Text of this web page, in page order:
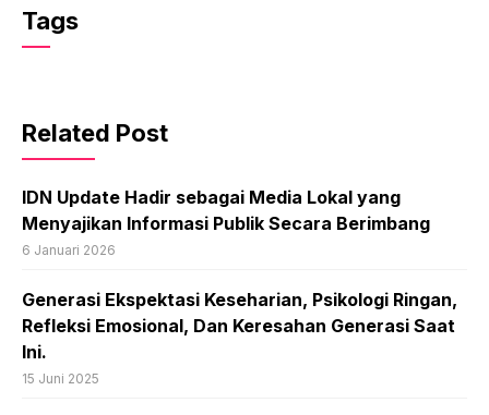
Tags
Related Post
IDN Update Hadir sebagai Media Lokal yang
Menyajikan Informasi Publik Secara Berimbang
6 Januari 2026
Generasi Ekspektasi Keseharian, Psikologi Ringan,
Refleksi Emosional, Dan Keresahan Generasi Saat
Ini.
15 Juni 2025